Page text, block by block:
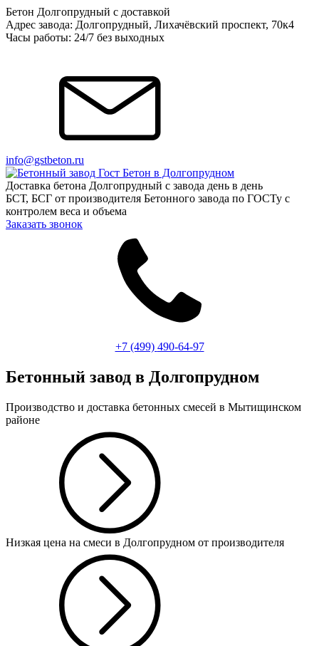
Бетон Долгопрудный с доставкой
Адрес завода: Долгопрудный, Лихачёвский проспект, 70к4
Часы работы: 24/7 без выходных
info@gstbeton.ru
Доставка бетона Долгопрудный с завода день в день
БСТ, БСГ от производителя Бетонного завода по ГОСТу с
контролем веса и объема
Заказать звонок
+7 (499) 490-64-97
Бетонный завод в Долгопрудном
Производство и доставка бетонных смесей в Мытищинском
районе
Низкая цена на смеси в Долгопрудном от производителя